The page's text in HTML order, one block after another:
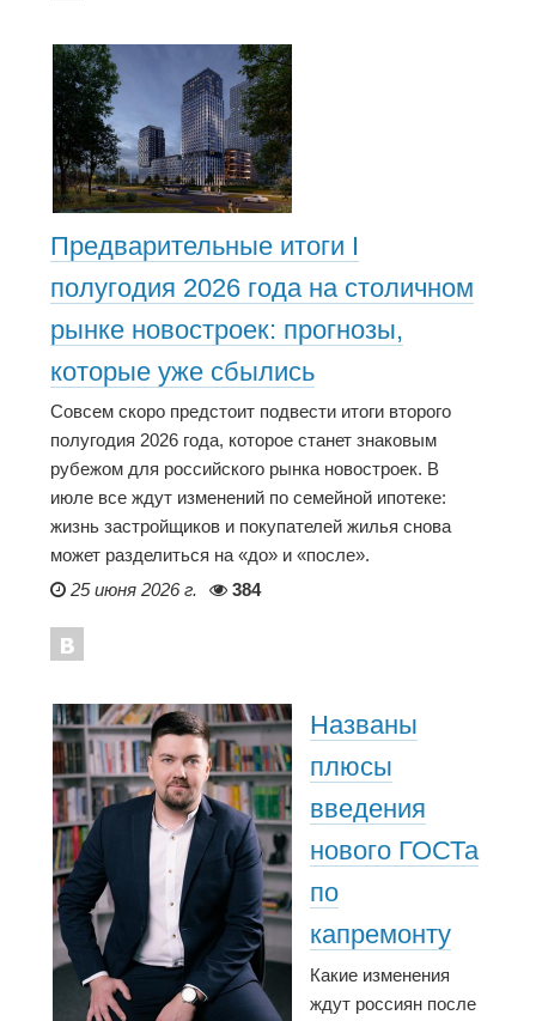
Предварительные итоги I
полугодия 2026 года на столичном
рынке новостроек: прогнозы,
которые уже сбылись
Совсем скоро предстоит подвести итоги второго
полугодия 2026 года, которое станет знаковым
рубежом для российского рынка новостроек. В
июле все ждут изменений по семейной ипотеке:
жизнь застройщиков и покупателей жилья снова
может разделиться на «до» и «после».
25 июня 2026 г.
384
Названы
плюсы
введения
нового ГОСТа
по
капремонту
Какие изменения
ждут россиян после